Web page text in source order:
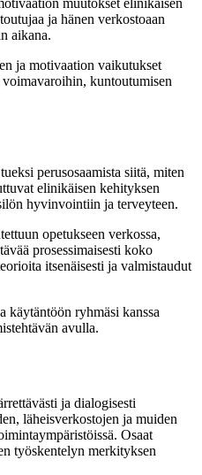
muutokset elinikäisen
ja hänen verkostoaan
aikana.
ja motivaation vaikutukset
kuntoutumisen
perusosaamista siitä, miten
elinikäisen kehityksen
hyvinvointiin ja terveyteen.
opetukseen verkossa,
prosessimaisesti koko
itsenäisesti ja valmistaudut
käytäntöön ryhmäsi kanssa
avulla.
ja dialogisesti
läheisverkostojen ja muiden
Osaat
työskentelyn merkityksen